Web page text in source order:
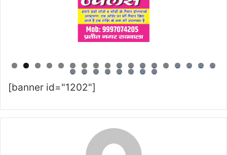
0 1 2 3 4 5 6 7 8
9 0 1 2 3 4 5 6
[banner id="1202"]